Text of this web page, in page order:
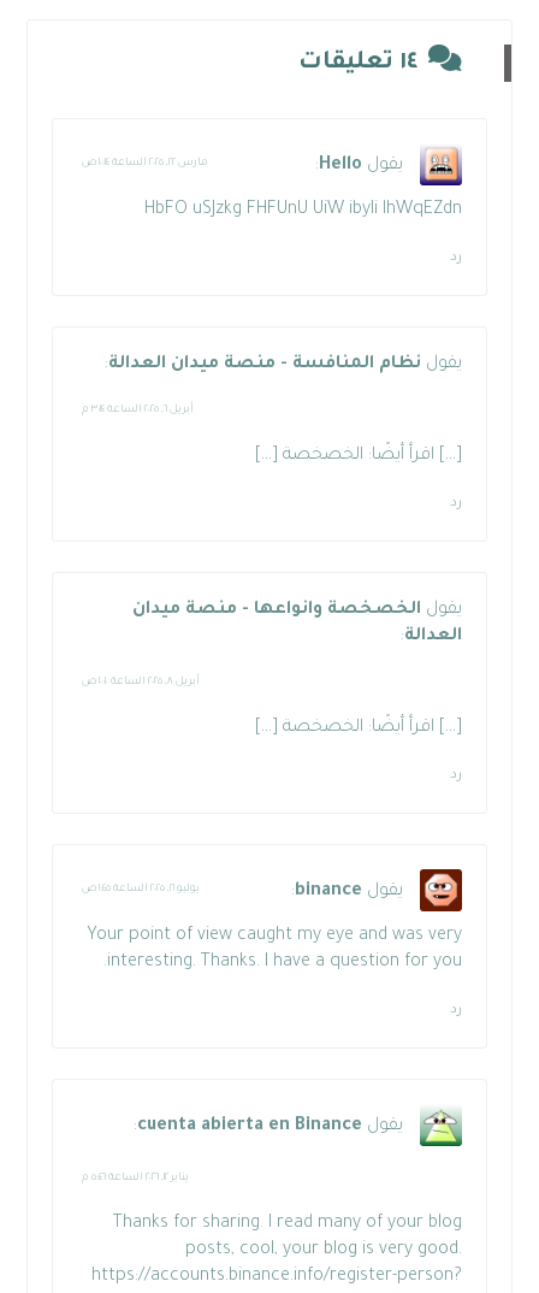
١٤ تعليقات
يقول Hello
: مارس ٢٢, ٢٠٢٥ الساعة ١٠:١٤ ص
HbFO uSJzkg FHFUnU UiW ibyIi lhWqEZdn
رد
يقول نظام المنافسة - منصة ميدان العدالة:
أبريل ٦, ٢٠٢٥ الساعة ٣:١٤ م
[…] اقرأ أيضًا: الخصخصة […]
رد
يقول الخصخصة وانواعها - منصة ميدان
العدالة:
أبريل ٨, ٢٠٢٥ الساعة ١٠:١٠ ص
[…] اقرأ أيضًا: الخصخصة […]
رد
يقول binance
: يوليو ٢١, ٢٠٢٥ الساعة ١:٤٥ ص
Your point of view caught my eye and was very
interesting. Thanks. I have a question for you.
رد
يقول cuenta abierta en Binance
:
يناير ١٢, ٢٠٢٦ الساعة ٥:٤٦ م
Thanks for sharing. I read many of your blog
posts, cool, your blog is very good.
https://accounts.binance.info/register-person?